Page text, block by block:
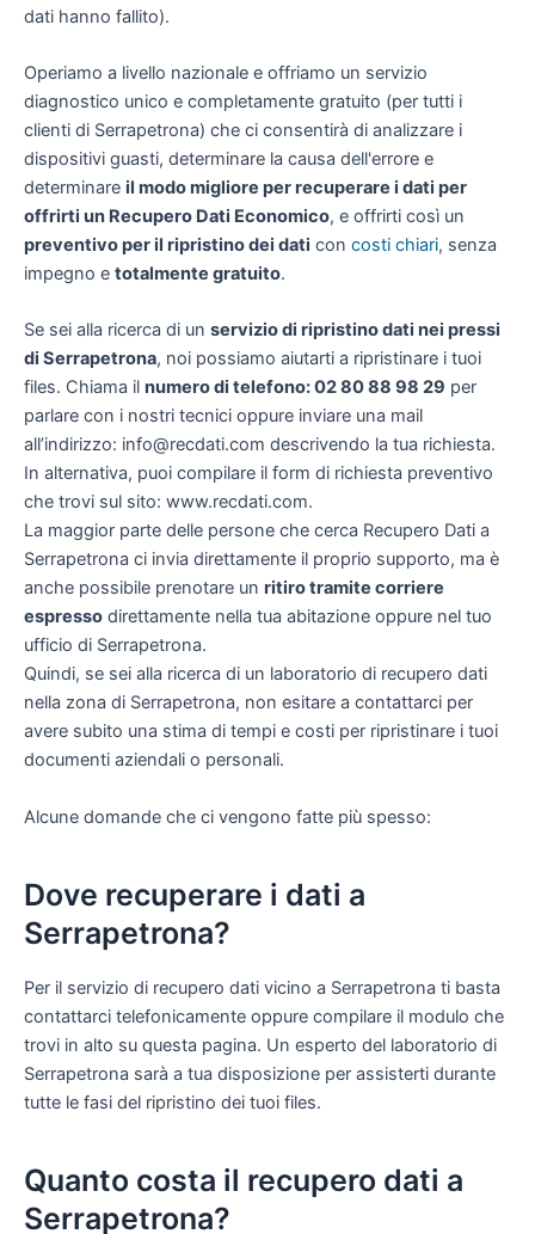
dati hanno fallito).
Operiamo a livello nazionale e offriamo un servizio
diagnostico unico e completamente gratuito (per tutti i
clienti di Serrapetrona) che ci consentirà di analizzare i
dispositivi guasti, determinare la causa dell'errore e
determinare il modo migliore per recuperare i dati per
offrirti un Recupero Dati Economico, e offrirti così un
preventivo per il ripristino dei dati con costi chiari, senza
impegno e totalmente gratuito.
Se sei alla ricerca di un servizio di ripristino dati nei pressi
di Serrapetrona, noi possiamo aiutarti a ripristinare i tuoi
files. Chiama il numero di telefono: 02 80 88 98 29 per
parlare con i nostri tecnici oppure inviare una mail
all’indirizzo: info@recdati.com descrivendo la tua richiesta.
In alternativa, puoi compilare il form di richiesta preventivo
che trovi sul sito: www.recdati.com.
La maggior parte delle persone che cerca Recupero Dati a
Serrapetrona ci invia direttamente il proprio supporto, ma è
anche possibile prenotare un ritiro tramite corriere
espresso direttamente nella tua abitazione oppure nel tuo
ufficio di Serrapetrona.
Quindi, se sei alla ricerca di un laboratorio di recupero dati
nella zona di Serrapetrona, non esitare a contattarci per
avere subito una stima di tempi e costi per ripristinare i tuoi
documenti aziendali o personali.
Alcune domande che ci vengono fatte più spesso:
Dove recuperare i dati a
Serrapetrona?
Per il servizio di recupero dati vicino a Serrapetrona ti basta
contattarci telefonicamente oppure compilare il modulo che
trovi in alto su questa pagina. Un esperto del laboratorio di
Serrapetrona sarà a tua disposizione per assisterti durante
tutte le fasi del ripristino dei tuoi files.
Quanto costa il recupero dati a
Serrapetrona?